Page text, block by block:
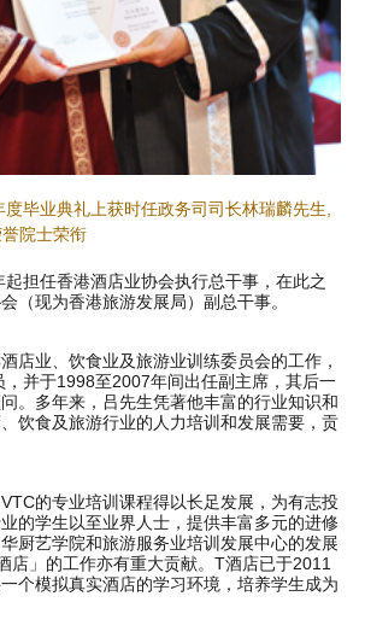
度毕业典礼上获时任政务司司长林瑞麟先生,
院士荣衔
担任香港酒店业协会执行总干事，在此之
（现为香港旅游发展局）副总干事。
店业、饮食业及旅游业训练委员会的工作，
，并于1998至2007年间出任副主席，其后一
。多年来，吕先生凭著他丰富的行业知识和
饮食及旅游行业的人力培训和发展需要，贡
的专业培训课程得以长足发展，为有志投
的学生以至业界人士，提供丰富多元的进修
厨艺学院和旅游服务业培训发展中心的发展
店」的工作亦有重大贡献。T酒店已于2011
个模拟真实酒店的学习环境，培养学生成为